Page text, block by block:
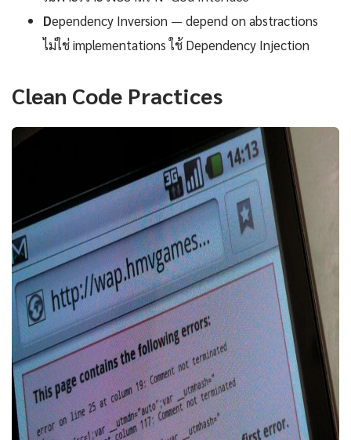
Dependency Inversion — depend on abstractions
ไม่ใช่ implementations ใช้ Dependency Injection
Clean Code Practices